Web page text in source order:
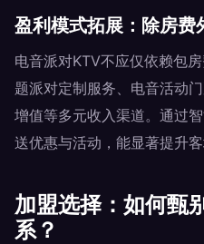
盈利模式拓展：除房费
电音派对KTV不应仅依赖包
题派对定制服务、电音活动
增值等多元收入渠道。通过
送优惠与活动，能显著提升客
加盟选择：如何甄
系？